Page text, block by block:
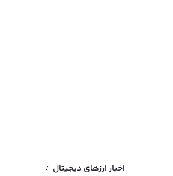
اخبار ارزهای دیجیتال